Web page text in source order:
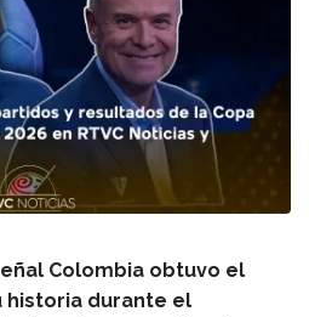
Colombia obtuvo el
historia durante el